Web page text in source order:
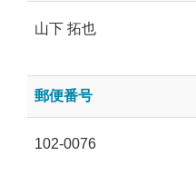
山下 拓也
郵便番号
102-0076